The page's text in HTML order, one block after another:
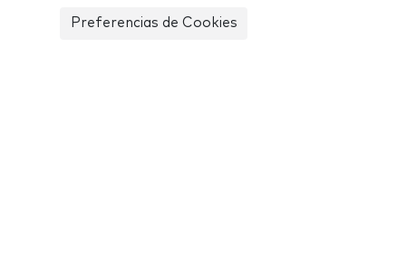
Preferencias de Cookies